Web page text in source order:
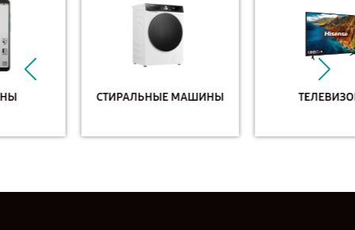
СТИРАЛЬНЫЕ МАШИНЫ ТЕЛЕВИЗОРЫ